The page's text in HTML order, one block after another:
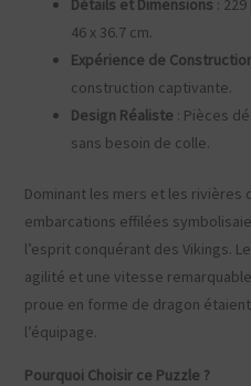
Détails et Dimensions :
46 x 36.7 cm.
Expérience de
construction captivante.
Design Réaliste : Pièces
sans besoin de colle.
Dominant les mers et les rivières
embarcations effilées
l’esprit conquérant des Vikings.
agilité et une vitesse
proue en forme de dragon
l’équipage.
Pourquoi Choisir ce Puzzle ?